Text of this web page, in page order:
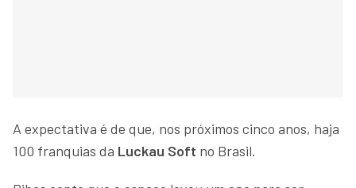
A expectativa é de que, nos próximos cinco anos, haja
100 franquias da Luckau Soft no Brasil.